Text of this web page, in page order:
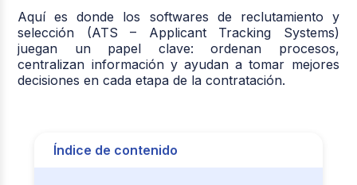
Aquí es donde los softwares de reclutamiento y
selección (ATS – Applicant Tracking Systems)
juegan un papel clave: ordenan procesos,
centralizan información y ayudan a tomar mejores
decisiones en cada etapa de la contratación.
Índice de contenido